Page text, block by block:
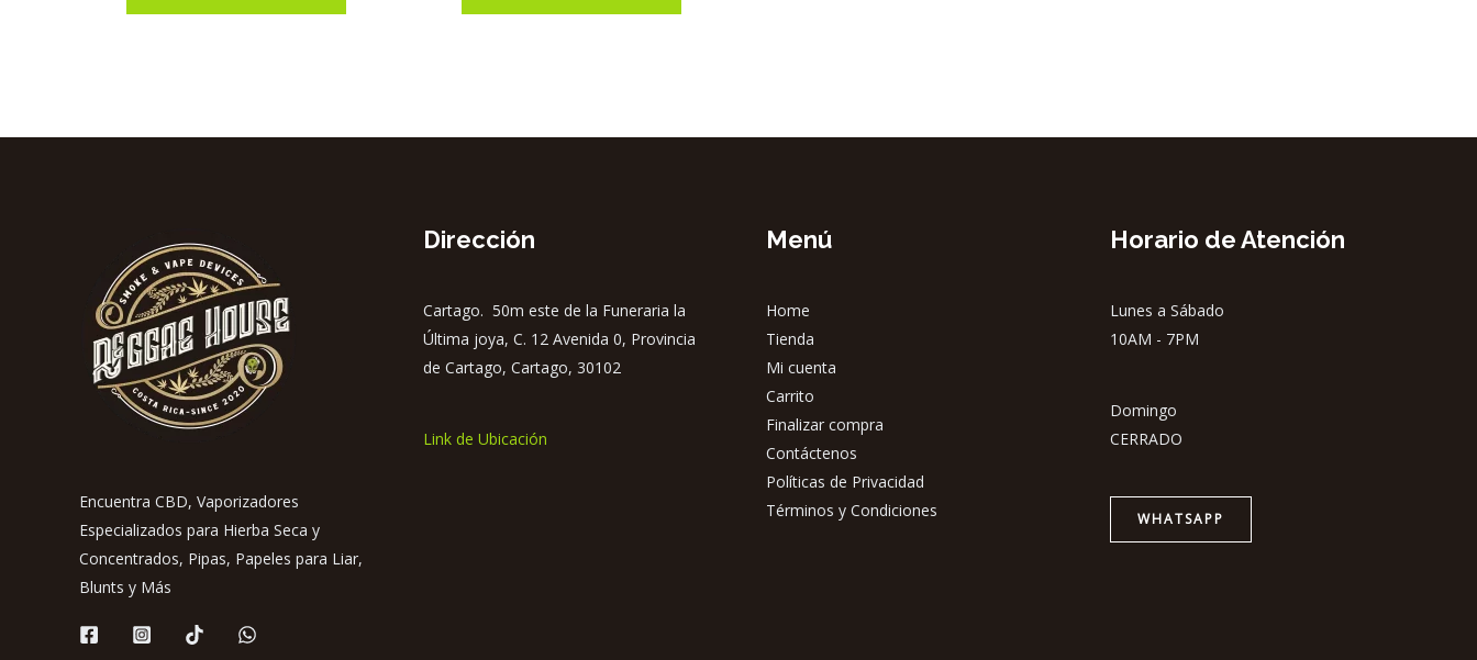
Encuentra CBD, Vaporizadores
Especializados para Hierba Seca y
Concentrados, Pipas, Papeles para Liar,
Blunts y Más
Dirección
Cartago. 50m este de la Funeraria la
Última joya, C. 12 Avenida 0, Provincia
de Cartago, Cartago, 30102
Link de Ubicación
Menú
Home
Tienda
Mi cuenta
Carrito
Finalizar compra
Contáctenos
Políticas de Privacidad
Términos y Condiciones
Horario de Atención
Lunes a Sábado
10AM - 7PM
Domingo
CERRADO
WHATSAPP